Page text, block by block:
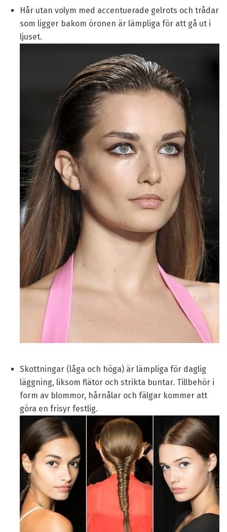
Hår utan volym med accentuerade gelrots och trådar
som ligger bakom öronen är lämpliga för att gå ut i
ljuset.
Skottningar (låga och höga) är lämpliga för daglig
läggning, liksom flätor och strikta buntar. Tillbehör i
form av blommor, hårnålar och fälgar kommer att
göra en frisyr festlig.